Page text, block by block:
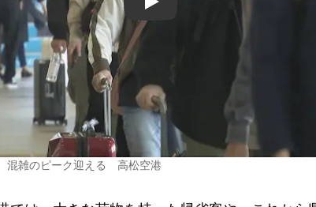
Play
混雑のピーク迎える 高松空港